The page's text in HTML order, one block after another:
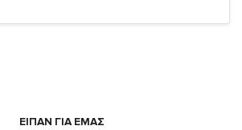
ΕΙΠΑΝ ΓΙΑ ΕΜΑΣ